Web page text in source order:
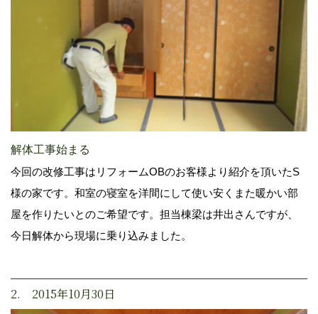
解体工事始まる
今回の改修工事はリフォームOBのお客様より紹介を頂いたS
様の家です。和室の寝室を洋間にして使い安くまた暖かい部
屋を作りたいとのご希望です。担当棟梁は井出さんですが、
今日解体から現場に乗り込みました。
2. 2015年10月30日